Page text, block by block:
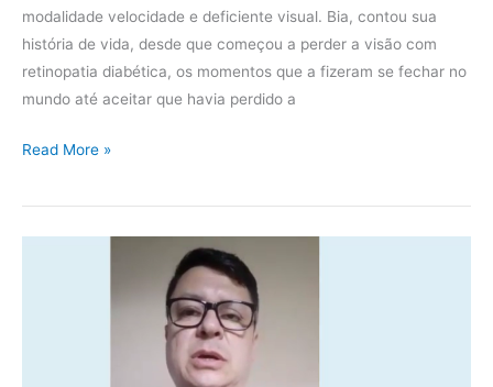
modalidade velocidade e deficiente visual. Bia, contou sua
história de vida, desde que começou a perder a visão com
retinopatia diabética, os momentos que a fizeram se fechar no
mundo até aceitar que havia perdido a
Read More »